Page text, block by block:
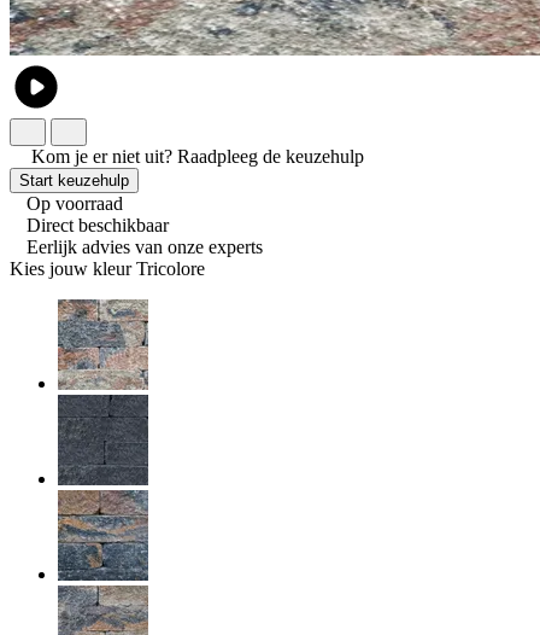
Kom je er niet uit? Raadpleeg de keuzehulp
Start keuzehulp
Op voorraad
Direct beschikbaar
Eerlijk advies van onze experts
Kies jouw kleur Tricolore